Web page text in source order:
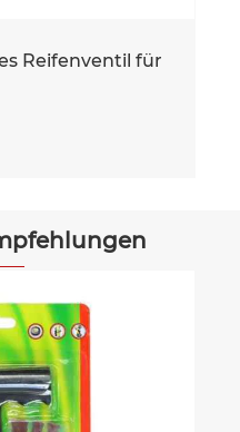
für LKW